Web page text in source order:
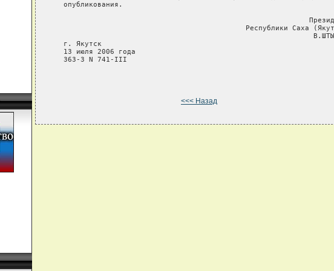
   опубликования.
Республики Саха
   г. Якутск
   13 июля 2006 года
   363-З N 741-III
<<< Назад